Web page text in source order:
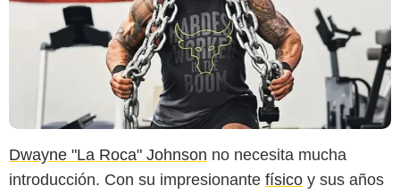
Dwayne "La Roca" Johnson no necesita mucha
introducción. Con su impresionante físico y sus años
Business Insider